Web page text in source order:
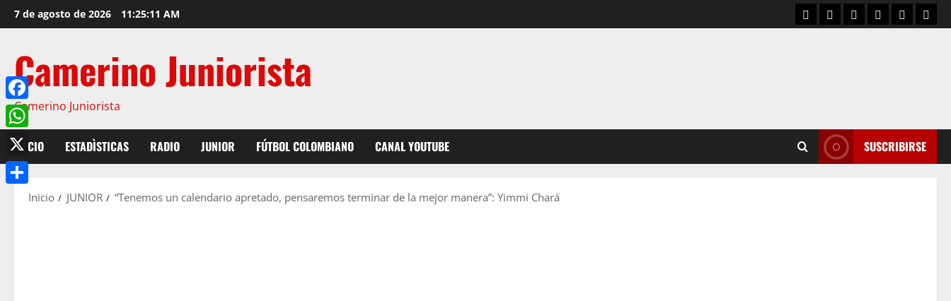
7 de agosto de 2026 11:25:12 AM
Camerino Juniorista
Camerino Juniorista
INICIO ESTADÌSTICAS RADIO JUNIOR FÚTBOL COLOMBIANO CANAL YOUTUBE SUSCRIBIRSE
Inicio JUNIOR “Tenemos un calendario apretado, pensaremos terminar de la mejor manera”: Yimmi Chará
Facebook
WhatsApp
X
Compartir